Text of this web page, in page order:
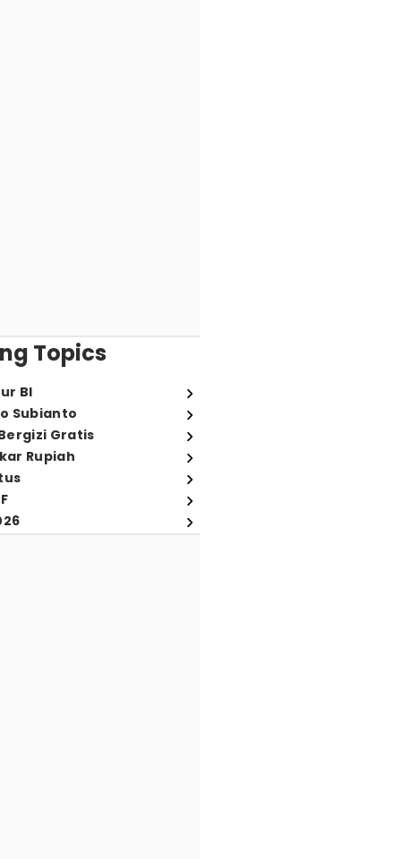
Topics
BI
Subianto
Gratis
Rupiah